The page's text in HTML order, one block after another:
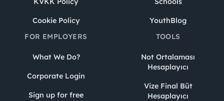
Cookie Policy
YouthBlog
FOR EMPLOYERS
What We Do?
Corporate Login
Sign up for free
TOOLS
Not Ortalaması
Hesaplayıcı
Vize Final Büt
Hesaplayıcı